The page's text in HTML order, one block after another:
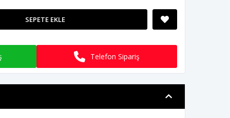
SEPETE EKLE
Telefon Sipariş